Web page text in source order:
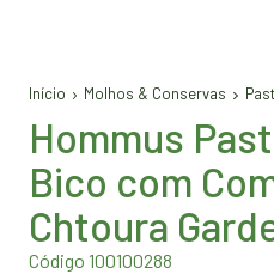
Início Molhos & Conservas
Hommus
Bico com
Chtoura
Código 100100288